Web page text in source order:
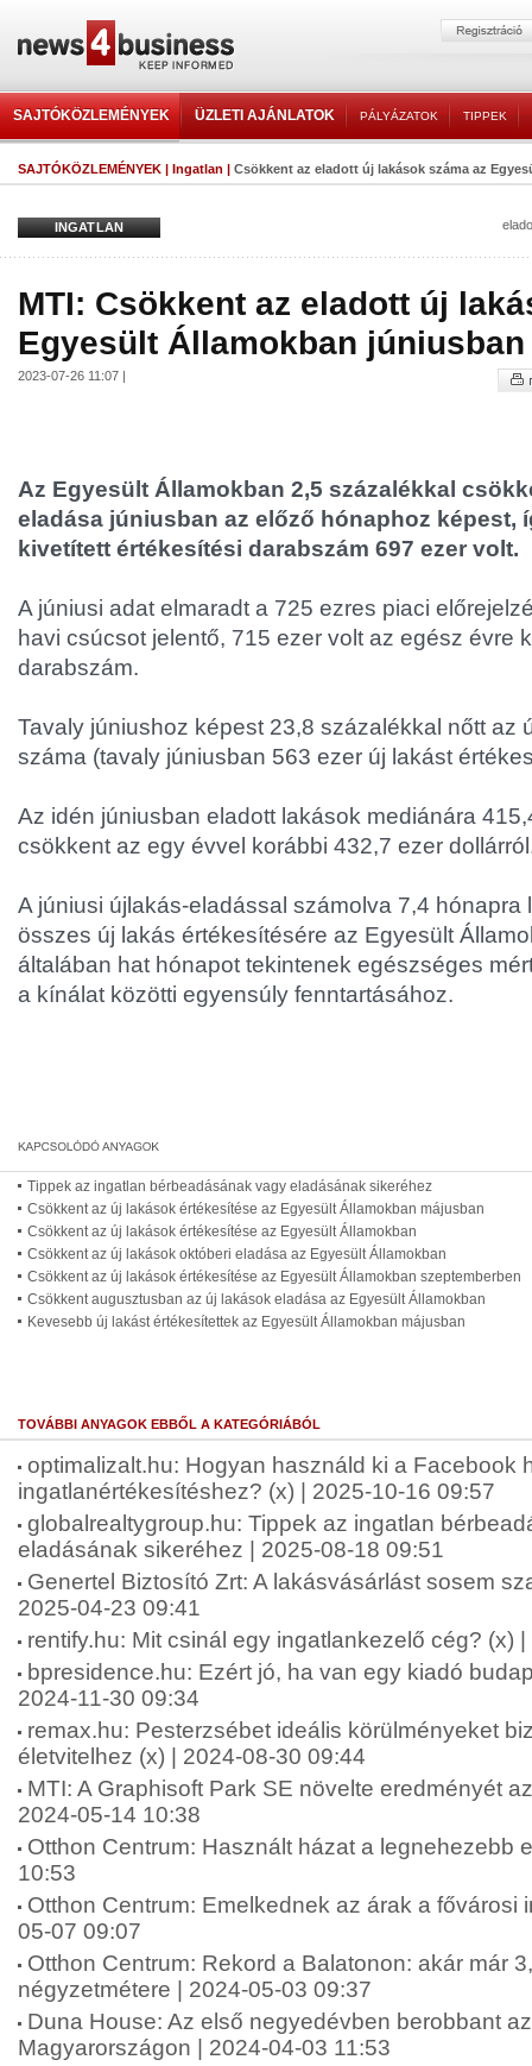
SAJTÓKÖZLEMÉNYEK ÜZLETI AJÁNLATOK PÁLYÁZATOK TIPPEK
SAJTÓKÖZLEMÉNYEK | Ingatlan | Csökkent az eladott új lakások száma az
INGATLAN
MTI: Csökkent az eladott új
Egyesült Államokban júniusban
2023-07-26 11:07 |
Az Egyesült Államokban 2,5 százalékkal
eladása júniusban az előző hónaphoz képest,
kivetített értékesítési darabszám 697 ezer volt.
A júniusi adat elmaradt a 725 ezres piaci
havi csúcsot jelentő, 715 ezer volt az egész évre
darabszám.
Tavaly júniushoz képest 23,8 százalékkal nőtt az
száma (tavaly júniusban 563 ezer új lakást
Az idén júniusban eladott lakások mediánára
csökkent az egy évvel korábbi 432,7 ezer
A júniusi újlakás-eladással számolva 7,4 hónapra
összes új lakás értékesítésére az Egyesült
általában hat hónapot tekintenek egészséges
a kínálat közötti egyensúly fenntartásához.
Tippek az ingatlan bérbeadásának vagy eladásának sikeréhez
Csökkent az új lakások értékesítése az Egyesült Államokban májusban
Csökkent az új lakások értékesítése az Egyesült Államokban
Csökkent az új lakások októberi eladása az Egyesült Államokban
Csökkent az új lakások értékesítése az Egyesült Államokban szeptemberben
Csökkent augusztusban az új lakások eladása az Egyesült Államokban
Kevesebb új lakást értékesítettek az Egyesült Államokban májusban
TOVÁBBI ANYAGOK EBBŐL A KATEGÓRIÁBÓL
optimalizalt.hu: Hogyan használd ki a Facebook
ingatlanértékesítéshez? (x) | 2025-10-16 09:57
globalrealtygroup.hu: Tippek az ingatlan
eladásának sikeréhez | 2025-08-18 09:51
Genertel Biztosító Zrt: A lakásvásárlást sosem
2025-04-23 09:41
rentify.hu: Mit csinál egy ingatlankezelő cég? (x)
bpresidence.hu: Ezért jó, ha van egy kiadó
2024-11-30 09:34
remax.hu: Pesterzsébet ideális körülményeket
életvitelhez (x) | 2024-08-30 09:44
MTI: A Graphisoft Park SE növelte eredményét
2024-05-14 10:38
Otthon Centrum: Használt házat a legnehezebb
10:53
Otthon Centrum: Emelkednek az árak a fővárosi
05-07 09:07
Otthon Centrum: Rekord a Balatonon: akár már
négyzetmétere | 2024-05-03 09:37
Duna House: Az első negyedévben berobbant
Magyarországon | 2024-04-03 11:53